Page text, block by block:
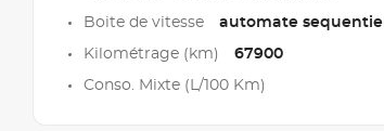
Boite de vitesse automate sequentiel
Kilométrage (km) 67900
Conso. Mixte (L/100 Km)